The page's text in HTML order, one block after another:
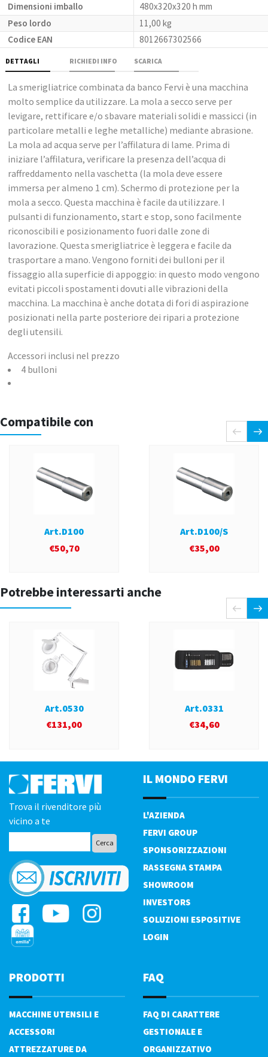
Dimensioni imballo
480x320x320 h mm
Peso lordo
11,00 kg
Codice EAN
8012667302566
DETTAGLI RICHIEDI INFO SCARICA
La smerigliatrice combinata da banco Fervi è una macchina
molto semplice da utilizzare. La mola a secco serve per
levigare, rettificare e/o sbavare materiali solidi e massicci (in
particolare metalli e leghe metalliche) mediante abrasione.
La mola ad acqua serve per l’affilatura di lame. Prima di
iniziare l’affilatura, verificare la presenza dell’acqua di
raffreddamento nella vaschetta (la mola deve essere
immersa per almeno 1 cm). Schermo di protezione per la
mola a secco. Questa macchina è facile da utilizzare. I
pulsanti di funzionamento, start e stop, sono facilmente
riconoscibili e posizionamento fuori dalle zone di
lavorazione. Questa smerigliatrice è leggera e facile da
trasportare a mano. Vengono forniti dei bulloni per il
fissaggio alla superficie di appoggio: in questo modo vengono
evitati piccoli spostamenti dovuti alle vibrazioni della
macchina. La macchina è anche dotata di fori di aspirazione
posizionati nella parte posteriore dei ripari a protezione
degli utensili.
Accessori inclusi nel prezzo
4 bulloni
Compatibile con
Art.D100
€50,70
Art.D100/S
€35,00
Potrebbe interessarti anche
Art.0530
€131,00
Art.0331
€34,60
Trova il rivenditore più
vicino a te
IL MONDO FERVI
L'AZIENDA
FERVI GROUP
SPONSORIZZAZIONI
RASSEGNA STAMPA
SHOWROOM
INVESTORS
SOLUZIONI ESPOSITIVE
LOGIN
PRODOTTI
MACCHINE UTENSILI E
ACCESSORI
ATTREZZATURE DA
FAQ
FAQ DI CARATTERE
GESTIONALE E
ORGANIZZATIVO